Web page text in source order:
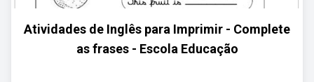
Atividades de Inglês para Imprimir - Complete
as frases - Escola Educação